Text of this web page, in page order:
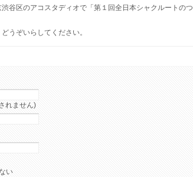
谷区のアコスタディオで「第１回全日本シャクルートのつ
うぞいらしてください。
れません)
い